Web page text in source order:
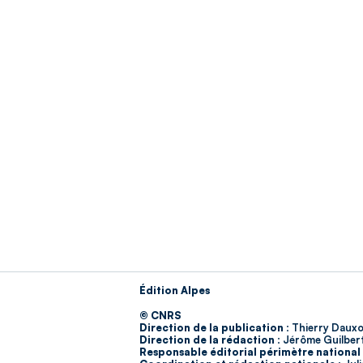
Édition Alpes
© CNRS
Direction de la publication : Thierry
Direction de la rédaction : Jérôme
Responsable éditorial périmètre national